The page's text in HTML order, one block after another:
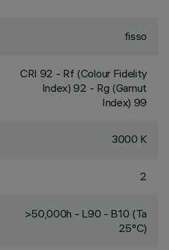
fisso
CRI 92 - Rf (Colour Fidelity
Index) 92 - Rg (Gamut
Index) 99
3000 K
2
>50,000h - L90 - B10 (Ta
25°C)